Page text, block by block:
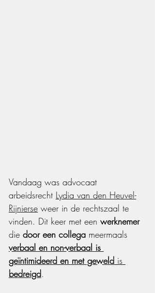
Vandaag was advocaat
arbeidsrecht Lydia van den Heuvel-
Rijnierse weer in de rechtszaal te
vinden. Dit keer met een werknemer
die door een collega meermaals
verbaal en non-verbaal is
geïntimideerd en met geweld is
bedreigd.